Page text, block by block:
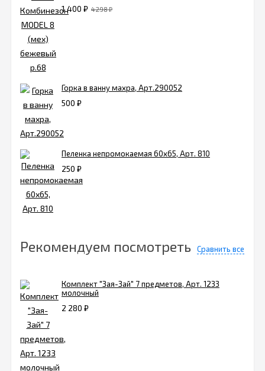
1 400 ₽ 4 298₽
Горка в ванну махра, Арт.290052
500 ₽
Пеленка непромокаемая 60х65, Арт. 810
250 ₽
Рекомендуем посмотреть Сравнить все
Комплект "Зая-Зай" 7 предметов, Арт. 1233
молочный
2 280 ₽